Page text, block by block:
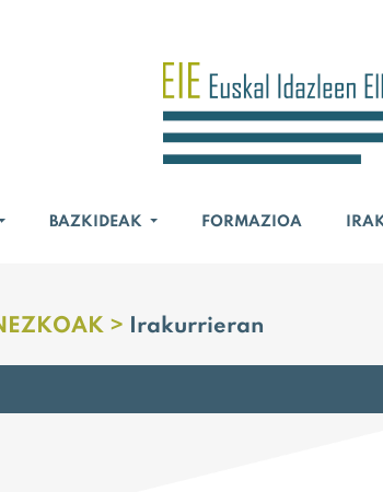
BAZKIDEAK FORMAZIOA
> Irakurrieran